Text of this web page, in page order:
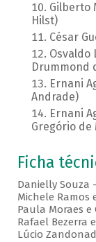
Gilberto
Hilst)
César
Osvaldo
Drummond
Ernani
Andrade)
Ernani
Gregório de
Ficha
Danielly Souza
Michele Ramos
Paula Moraes
Rafael Bezerra
Lúcio